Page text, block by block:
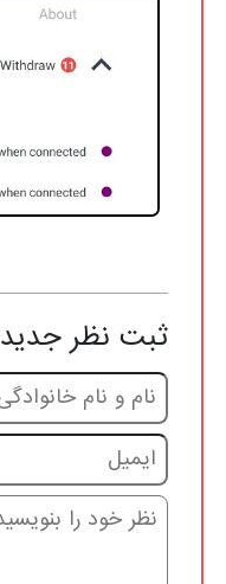
ثبت نظر جدید